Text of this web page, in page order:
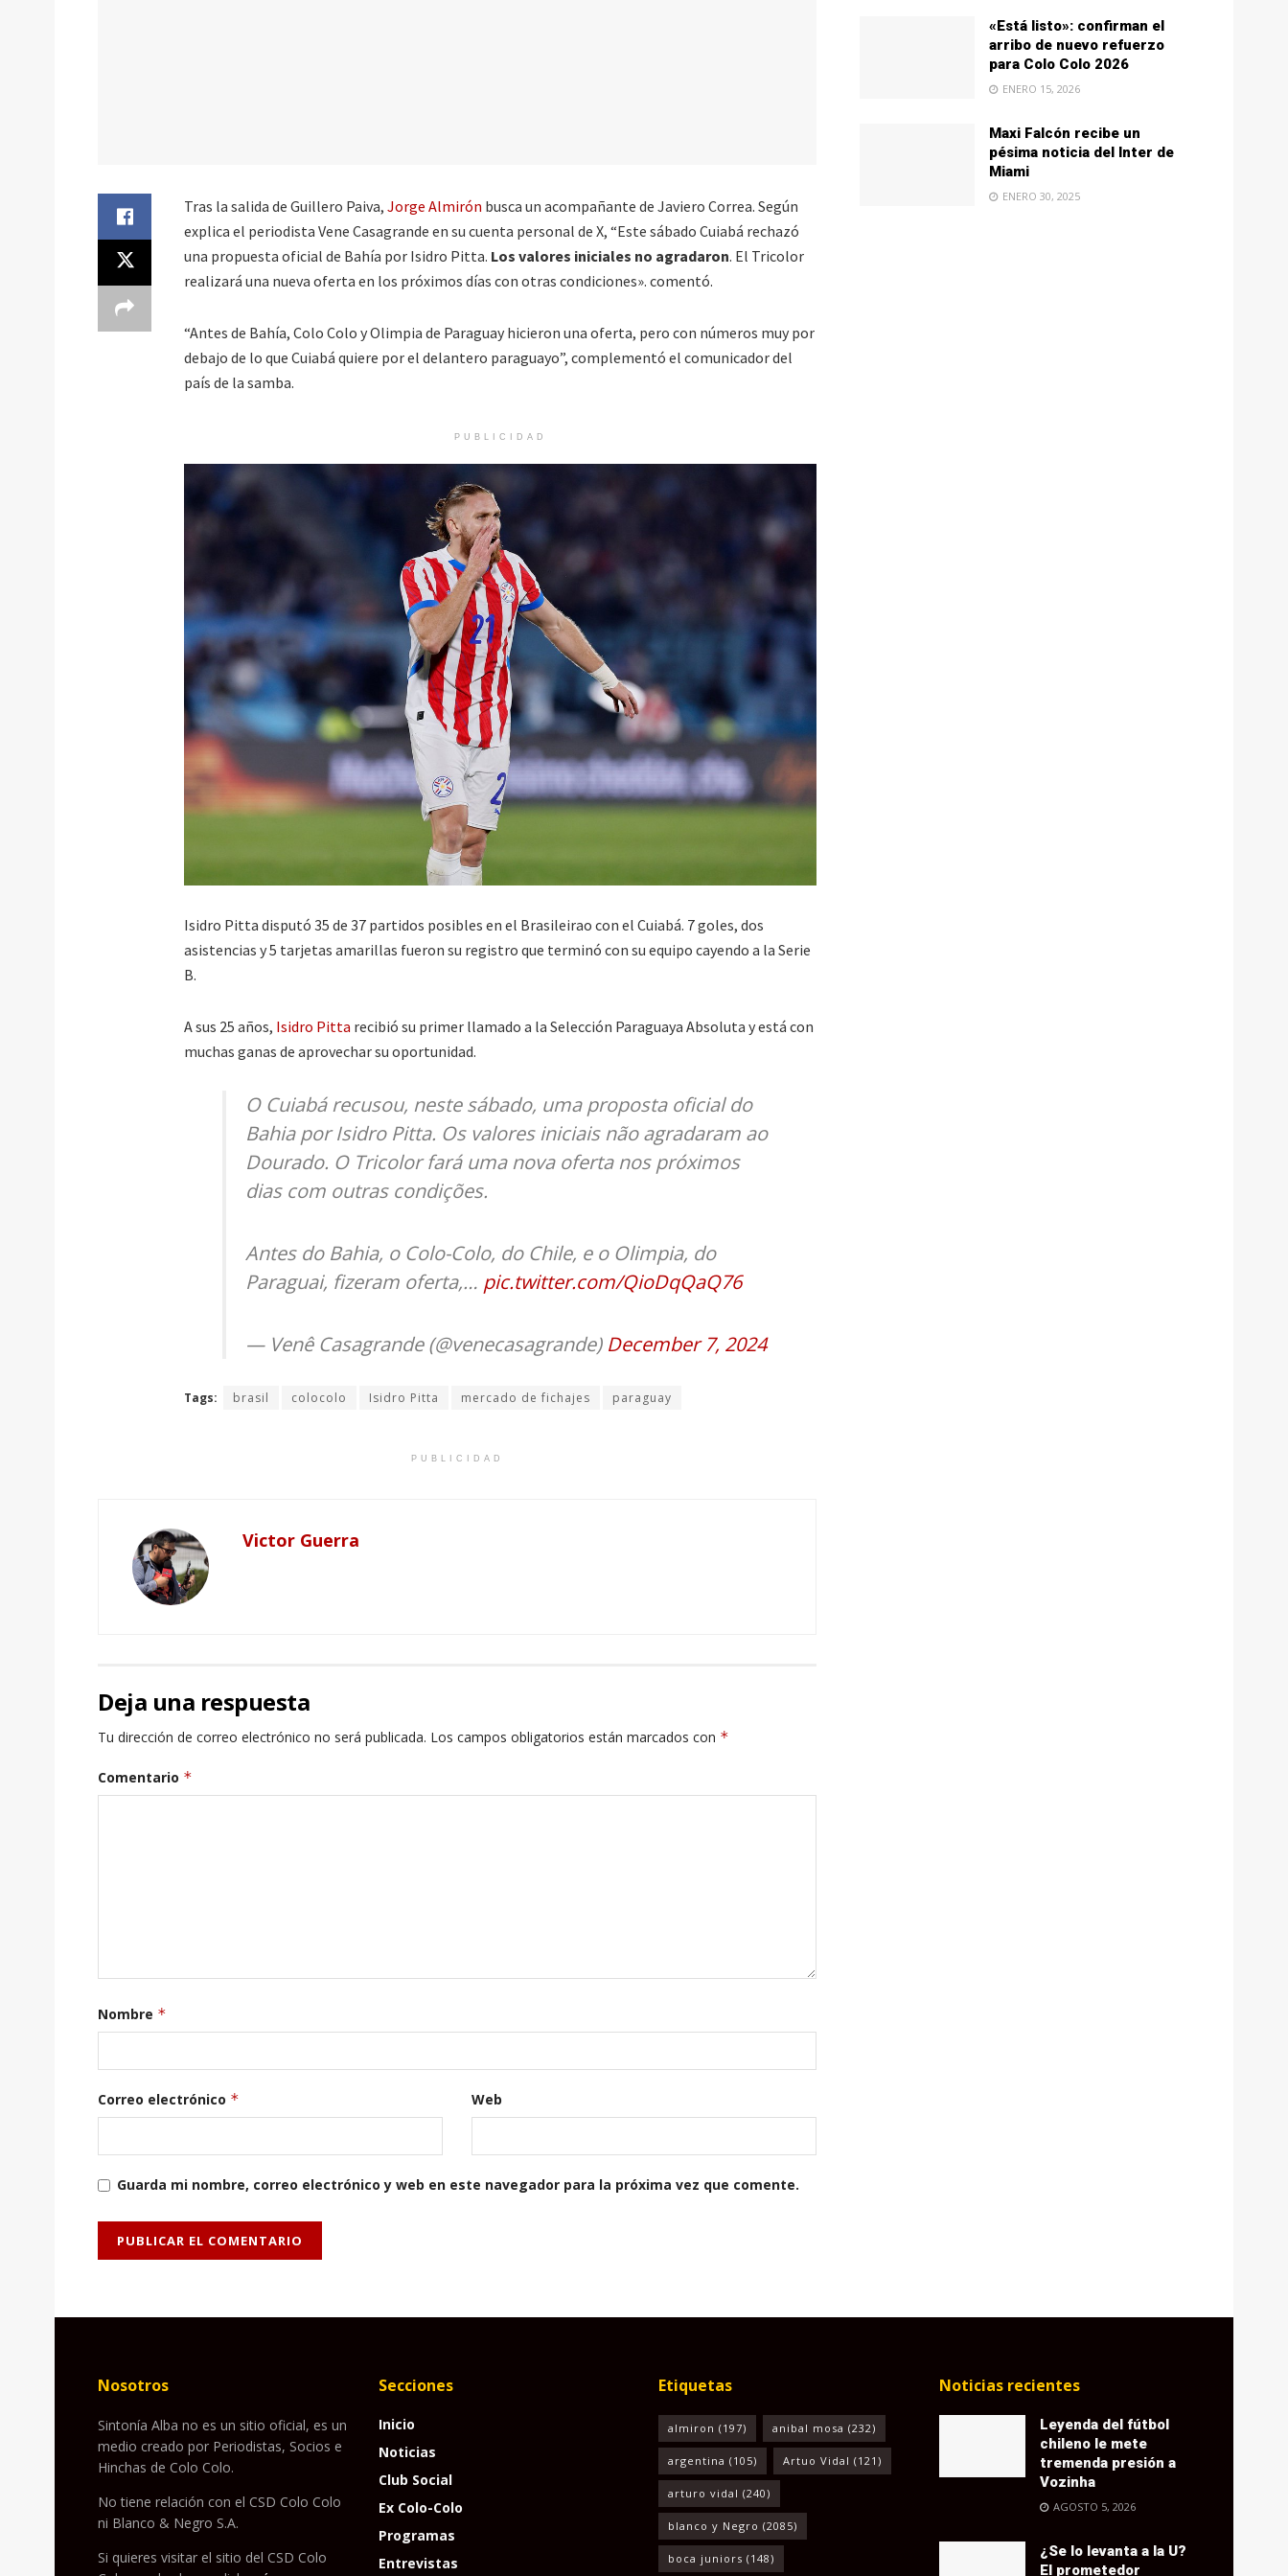
Tras la salida de Guillero Paiva, Jorge Almirón busca un acompañante de Javiero Correa. Según
explica el periodista Vene Casagrande en su cuenta personal de X, “Este sábado Cuiabá rechazó
una propuesta oficial de Bahía por Isidro Pitta. Los valores iniciales no agradaron. El Tricolor
realizará una nueva oferta en los próximos días con otras condiciones». comentó.
“Antes de Bahía, Colo Colo y Olimpia de Paraguay hicieron una oferta, pero con números muy por
debajo de lo que Cuiabá quiere por el delantero paraguayo”, complementó el comunicador del
país de la samba.
PUBLICIDAD
Isidro Pitta disputó 35 de 37 partidos posibles en el Brasileirao con el Cuiabá. 7 goles, dos
asistencias y 5 tarjetas amarillas fueron su registro que terminó con su equipo cayendo a la Serie
B.
A sus 25 años, Isidro Pitta recibió su primer llamado a la Selección Paraguaya Absoluta y está con
muchas ganas de aprovechar su oportunidad.
O Cuiabá recusou, neste sábado, uma proposta oficial do
Bahia por Isidro Pitta. Os valores iniciais não agradaram ao
Dourado. O Tricolor fará uma nova oferta nos próximos
dias com outras condições.
Antes do Bahia, o Colo-Colo, do Chile, e o Olimpia, do
Paraguai, fizeram oferta,… pic.twitter.com/QioDqQaQ76
— Venê Casagrande (@venecasagrande) December 7, 2024
Tags: brasil colocolo Isidro Pitta mercado de fichajes paraguay
PUBLICIDAD
Victor Guerra
Deja una respuesta
Tu dirección de correo electrónico no será publicada. Los campos obligatorios están marcados con *
Comentario *
Nombre *
Correo electrónico * Web
Guarda mi nombre, correo electrónico y web en este navegador para la próxima vez que comente.
«Está listo»: confirman el
arribo de nuevo refuerzo
para Colo Colo 2026
ENERO 15, 2026
Maxi Falcón recibe un
pésima noticia del Inter de
Miami
ENERO 30, 2025
Nosotros
Sintonía Alba no es un sitio oficial, es un
medio creado por Periodistas, Socios e
Hinchas de Colo Colo.
No tiene relación con el CSD Colo Colo
ni Blanco & Negro S.A.
Si quieres visitar el sitio del CSD Colo
Secciones
Inicio
Noticias
Club Social
Ex Colo-Colo
Programas
Entrevistas
Etiquetas
almiron (197) anibal mosa (232)
argentina (105) Artuo Vidal (121)
arturo vidal (240)
blanco y Negro (2085)
boca juniors (148)
Noticias recientes
Leyenda del fútbol
chileno le mete
tremenda presión a
Vozinha
AGOSTO 5, 2026
¿Se lo levanta a la U?
El prometedor